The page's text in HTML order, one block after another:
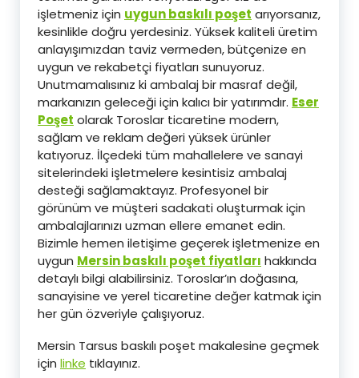
işletmeniz için uygun baskılı poşet arıyorsanız,
kesinlikle doğru yerdesiniz. Yüksek kaliteli üretim
anlayışımızdan taviz vermeden, bütçenize en
uygun ve rekabetçi fiyatları sunuyoruz.
Unutmamalısınız ki ambalaj bir masraf değil,
markanızın geleceği için kalıcı bir yatırımdır. Eser
Poşet olarak Toroslar ticaretine modern,
sağlam ve reklam değeri yüksek ürünler
katıyoruz. İlçedeki tüm mahallelere ve sanayi
sitelerindeki işletmelere kesintisiz ambalaj
desteği sağlamaktayız. Profesyonel bir
görünüm ve müşteri sadakati oluşturmak için
ambalajlarınızı uzman ellere emanet edin.
Bizimle hemen iletişime geçerek işletmenize en
uygun Mersin baskılı poşet fiyatları hakkında
detaylı bilgi alabilirsiniz. Toroslar’ın doğasına,
sanayisine ve yerel ticaretine değer katmak için
her gün özveriyle çalışıyoruz.
Mersin Tarsus baskılı poşet makalesine geçmek
için linke tıklayınız.